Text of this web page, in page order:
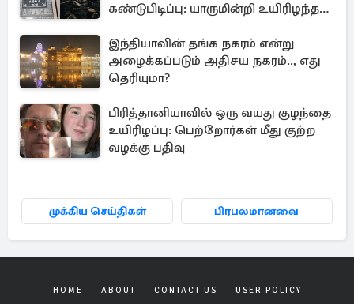
கண்டுபிடிப்பு: யாருமின்றி உயிரிழந்த
இந்தியாவின் தங்க நகரம் என்று
அழைக்கப்படும் அதிசய நகரம்.., எது
தெரியுமா?
பிரித்தானியாவில் ஒரு வயது குழந்தை
உயிரிழப்பு: பெற்றோர்கள் மீது குற்ற
வழக்கு பதிவு
முக்கிய செய்திகள் பிரபலமானவை
HOME ABOUT CONTACT US USER POLICY